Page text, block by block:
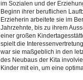
im Sozialen und der
Beginn ihrer beruflichen
Erzieherin arbeitete sie im
Jahrzehnte, bis zu ihrem
einer großen
spielt die
war sie maßgeblich in den
des Neubaus der Kita
Kinder mit ein, um eine